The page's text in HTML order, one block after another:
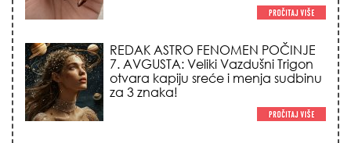
REDAK ASTRO FENOMEN POČINJE
7. AVGUSTA: Veliki Vazdušni Trigon
otvara kapiju sreće i menja sudbinu
za 3 znaka!